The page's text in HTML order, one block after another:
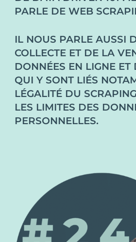
PARLE DE WEB
IL NOUS PARLE AUSSI
COLLECTE ET DE LA
DONNÉES EN LIGNE ET
QUI Y SONT LIÉS
LÉGALITÉ DU
LES LIMITES DES
PERSONNELLES.